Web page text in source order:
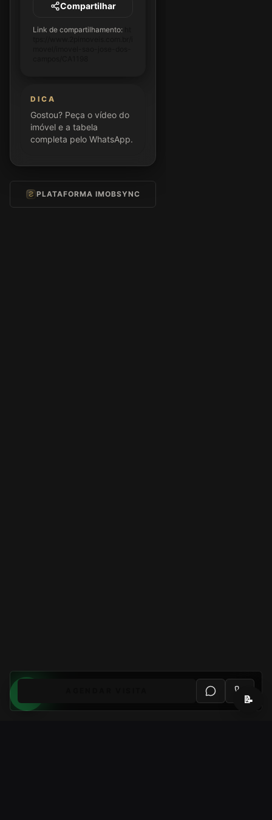
Compartilhar
Link de compartilhamento:
DICA
Gostou? Peça o vídeo do
imóvel e a tabela
completa pelo WhatsApp.
PLATAFORMA IMOBSYNC
📝